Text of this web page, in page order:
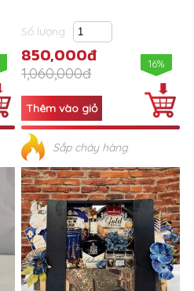
Số lượng
850,000đ
1,060,000đ
16%
Sắp cháy hàng